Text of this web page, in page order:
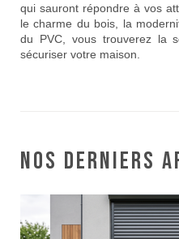
qui sauront répondre à vos
le charme du bois, la
du PVC, vous trouverez la
sécuriser votre maison.
Nos derniers